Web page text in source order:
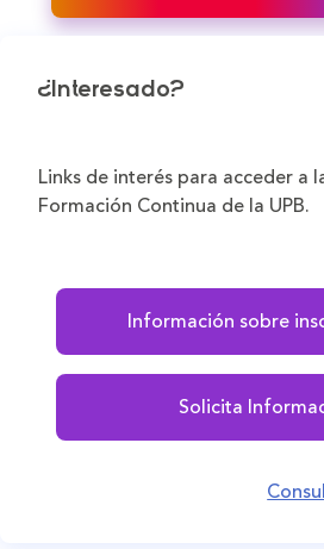
¿Interesado?
Links de interés para acceder a
Formación Continua de la UPB.
Información sobre
Solicita